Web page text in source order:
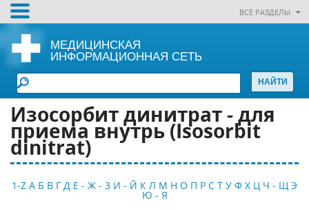
ВСЕ РАЗДЕЛЫ
МЕДИЦИНСКАЯ
ИНФОРМАЦИОННАЯ СЕТЬ
Изосорбит динитрат - для
приема внутрь (Isosorbit
dinitrat)
1-Z А Б В Г Д Е - Ж - З И - Й К Л М Н О П Р С Т У Ф Х Ц Ч - Щ Э
Ю - Я